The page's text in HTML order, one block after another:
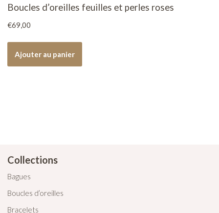
Boucles d’oreilles feuilles et perles roses
€69,00
Ajouter au panier
Collections
Bagues
Boucles d’oreilles
Bracelets